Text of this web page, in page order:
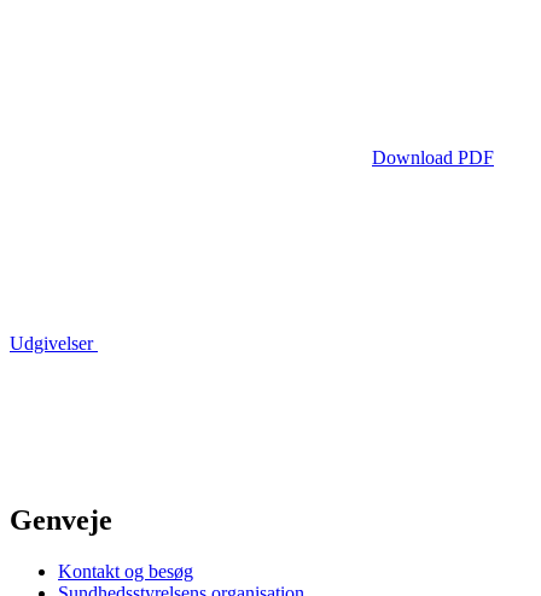
Download PDF
Udgivelser
Genveje
Kontakt og besøg